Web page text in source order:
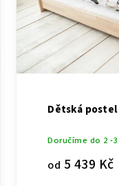
Dětská
Doručíme do 2 -
od 5 439 Kč